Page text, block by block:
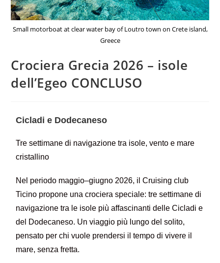
Small motorboat at clear water bay of Loutro town on Crete island,
Greece
Crociera Grecia 2026 – isole
dell’Egeo CONCLUSO
Cicladi e Dodecaneso
Tre settimane di navigazione tra isole, vento e mare
cristallino
Nel periodo maggio–giugno 2026, il Cruising club
Ticino propone una crociera speciale: tre settimane di
navigazione tra le isole più affascinanti delle Cicladi e
del Dodecaneso. Un viaggio più lungo del solito,
pensato per chi vuole prendersi il tempo di vivere il
mare, senza fretta.